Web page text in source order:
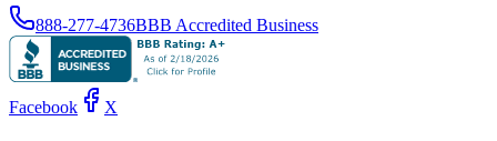
888-277-4736BBB Accredited Business
Facebook X